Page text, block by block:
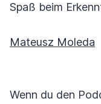
Spaß beim
Mateusz Moleda
Wenn du den